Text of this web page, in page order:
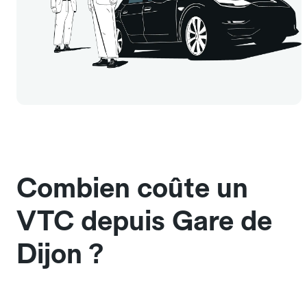
Combien coûte un
VTC depuis Gare de
Dijon ?